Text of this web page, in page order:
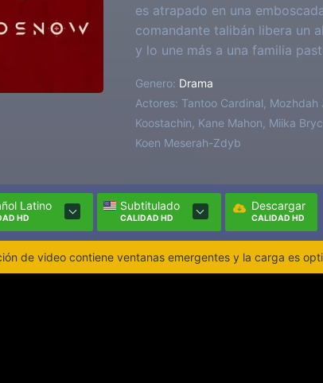
es atrapado en una
comandante talibán libera un
y lo une más a una familia
Genero: Drama
Actores: Tantoo Cardinal,
Koostachin, Kane Mahon, Miika
Koen Meserah-Zdyb
Latino
HD
Subtitulado
CALIDAD HD
Descargar
CALIDAD HD
de video contiene ventanas emergentes y la carga es